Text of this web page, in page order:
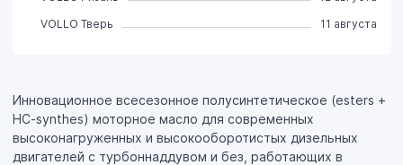
Инновационное всесезонное полусинтетическое (esters +
HC-synthes) моторное масло для современных
высоконагруженных и высокооборотистых дизельных
двигателей с турбоннаддувом и без, работающих в
VOLLO Тверь
11 августа